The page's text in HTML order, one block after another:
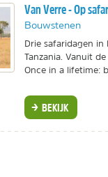
Van Verre - Op
Bouwstenen
Drie safaridagen in
Tanzania. Vanuit
Once in a lifetime:
BEKIJK